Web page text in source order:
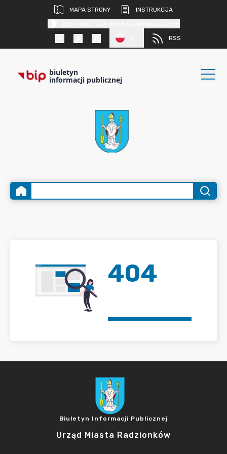
MAPA STRONY
INSTRUKCJA
RSS
biuletyn
informacji publicznej
404
Biuletyn Informacji Publicznej
Urząd Miasta Radzionków